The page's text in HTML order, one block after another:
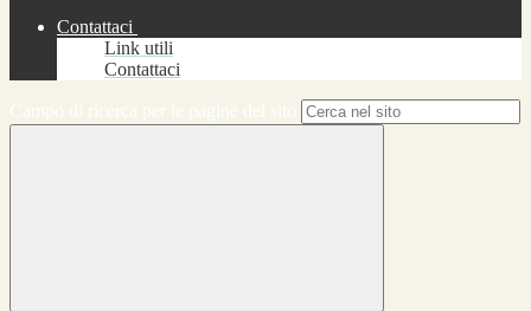
Contattaci
Link utili
Contattaci